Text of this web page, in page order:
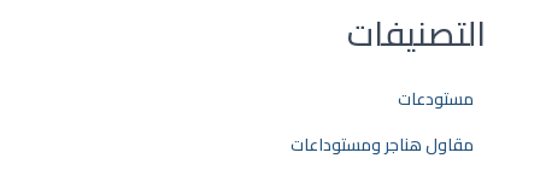
التصنيفات
مستودعات
مقاول هناجر ومستوداعات